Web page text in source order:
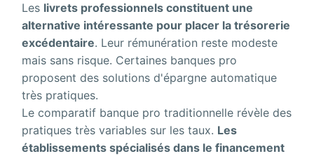
Les livrets professionnels constituent une
alternative intéressante pour placer la trésorerie
excédentaire. Leur rémunération reste modeste
mais sans risque. Certaines banques pro
proposent des solutions d'épargne automatique
très pratiques.
Le comparatif banque pro traditionnelle révèle des
pratiques très variables sur les taux. Les
établissements spécialisés dans le financement